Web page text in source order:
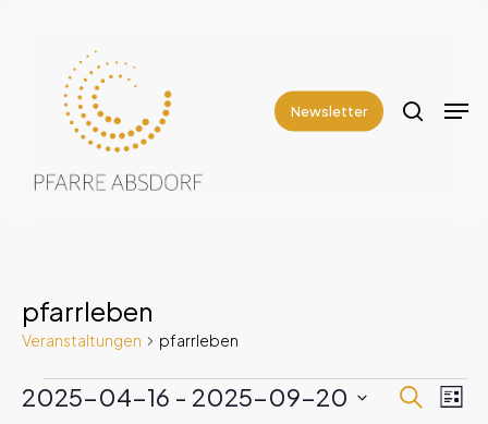
content
Newsletter
pfarrleben
Veranstaltungen pfarrleben
Veranstaltungen SucheListe
2025-04-16 - 2025-09-20
Menu